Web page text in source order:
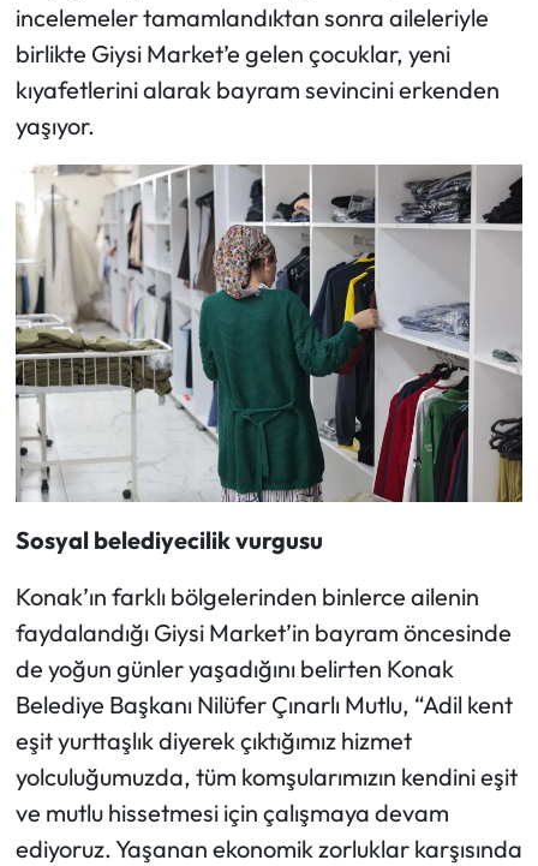
incelemeler tamamlandıktan sonra aileleriyle
birlikte Giysi Market’e gelen çocuklar, yeni
kıyafetlerini alarak bayram sevincini erkenden
yaşıyor.
Sosyal belediyecilik vurgusu
Konak’ın farklı bölgelerinden binlerce ailenin
faydalandığı Giysi Market’in bayram öncesinde
de yoğun günler yaşadığını belirten Konak
Belediye Başkanı Nilüfer Çınarlı Mutlu, “Adil kent
eşit yurttaşlık diyerek çıktığımız hizmet
yolculuğumuzda, tüm komşularımızın kendini eşit
ve mutlu hissetmesi için çalışmaya devam
ediyoruz. Yaşanan ekonomik zorluklar karşısında